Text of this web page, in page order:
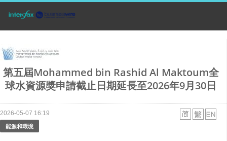
第五屆Mohammed bin Rashid Al Maktoum全
球水資源獎申請截止日期延長至2026年9月30日
2026-05-07 16:19
能源和環境